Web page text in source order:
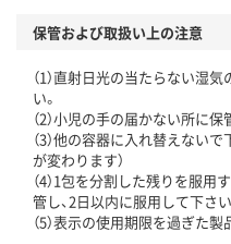
保管および取扱い上の注意
（1）直射日光の当たらない湿
い。
（2）小児の手の届かない所に保
（3）他の容器に入れ替えない
が変わります）
（4）1包を分割した残りを服
管し、2日以内に服用して下さい
（5）表示の使用期限を過ぎた